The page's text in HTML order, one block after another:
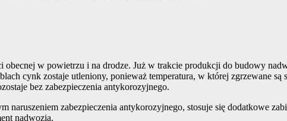
obecnej w powietrzu i na drodze. Już w trakcie produkcji do budowy
cynk zostaje utleniony, ponieważ temperatura, w której zgrzewane są
bez zabezpieczenia antykorozyjnego.
zabezpieczenia antykorozyjnego, stosuje się dodatkowe
nadwozia.